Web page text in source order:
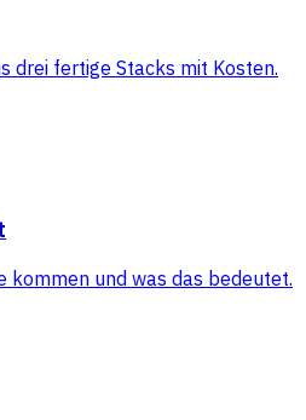
drei fertige Stacks mit Kosten.
kommen und was das bedeutet.